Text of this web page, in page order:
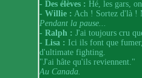
- Des élèves : Hé, les gars,
- Willie : Ach ! Sortez d'là !
Pendant la pause...
- Ralph : J'ai toujours cru
- Lisa : Ici ils font que
d'ultimate fighting.
"J'ai hâte qu'ils reviennent."
Au Canada.